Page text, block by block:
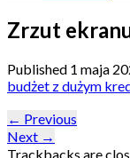
Zrzut
Published 1 maja
budżet z dużym
← Previous
Next →
Trackbacks are